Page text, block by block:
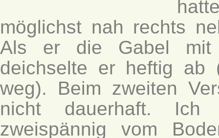
möglichst nah rechts
Als er die Gabel mit
deichselte er heftig ab
weg). Beim zweiten
nicht dauerhaft.
zweispännig vom